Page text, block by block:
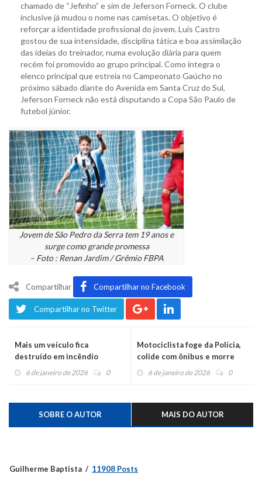
chamado de “Jefinho” e sim de Jeferson Forneck. O clube
inclusive já mudou o nome nas camisetas. O objetivo é
reforçar a identidade profissional do jovem. Luis Castro
gostou de sua intensidade, disciplina tática e boa assimilação
das ideias do treinador, numa evolução diária para quem
recém foi promovido ao grupo principal. Como integra o
elenco principal que estreia no Campeonato Gaúcho no
próximo sábado diante do Avenida em Santa Cruz do Sul,
Jeferson Forneck não está disputando a Copa São Paulo de
futebol júnior.
Jovem de São Pedro da Serra tem 19 anos e
surge como grande promessa
– Foto : Renan Jardim / Grêmio FBPA
Compartilhar Compartilhar no Facebook
Compartilhar no Twitter
Mais um veículo fica
destruído em incêndio
6 de janeiro de 2026 0
Motociclista foge da Polícia,
colide com ônibus e morre
6 de janeiro de 2026 0
SOBRE O AUTOR MAIS DO AUTOR
Guilherme Baptista 11908 Posts